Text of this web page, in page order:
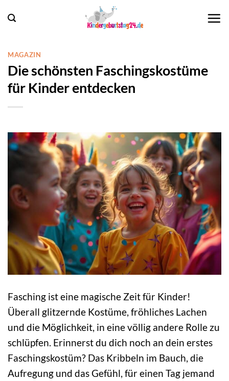
Inhalt
MAGAZIN
Die schönsten Faschingskostüme
für Kinder entdecken
Fasching ist eine magische Zeit für Kinder!
Überall glitzernde Kostüme, fröhliches Lachen
und die Möglichkeit, in eine völlig andere Rolle zu
schlüpfen. Erinnerst du dich noch an dein erstes
Faschingskostüm? Das Kribbeln im Bauch, die
Aufregung und das Gefühl, für einen Tag jemand